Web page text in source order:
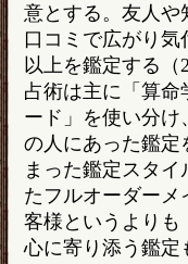
意とする。友人や
口コミで広がり気
以上を鑑定する（
占術は主に「算命
ード」を使い分け
の人にあった鑑定
まった鑑定スタ
たフルオーダーメ
客様というよりも
心に寄り添う鑑定